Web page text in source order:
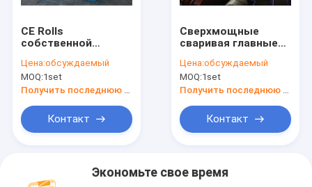
CE Rolls
собственной
вращателя 10T
трубы башни ветра
сваривая
поворачивая
Цена:обсуждаемый
MOQ:1set
Получить последнюю цену
Контакт
Сверхмощные
сваривая главные
сварочного
аппарата
манипулятора
Цена:обсуждаемый
MOQ:1set
Получить последнюю цену
Контакт
Экономьте свое время